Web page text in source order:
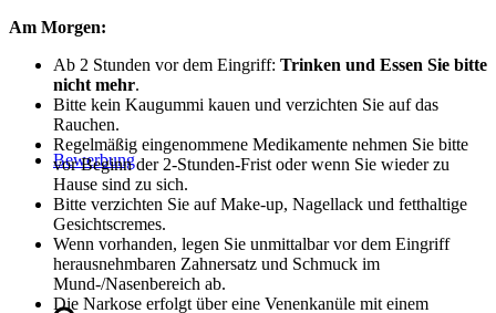
Bewerbung
Am Morgen:
Ab 2 Stunden vor dem Eingriff: Trinken und Essen Sie bitte
nicht mehr.
Bitte kein Kaugummi kauen und verzichten Sie auf das
Rauchen.
Regelmäßig eingenommene Medikamente nehmen Sie bitte
vor Beginn der 2-Stunden-Frist oder wenn Sie wieder zu
Hause sind zu sich.
Bitte verzichten Sie auf Make-up, Nagellack und fetthaltige
Gesichtscremes.
Wenn vorhanden, legen Sie unmittalbar vor dem Eingriff
herausnehmbaren Zahnersatz und Schmuck im
Mund-/Nasenbereich ab.
Die Narkose erfolgt über eine Venenkanüle mit einem